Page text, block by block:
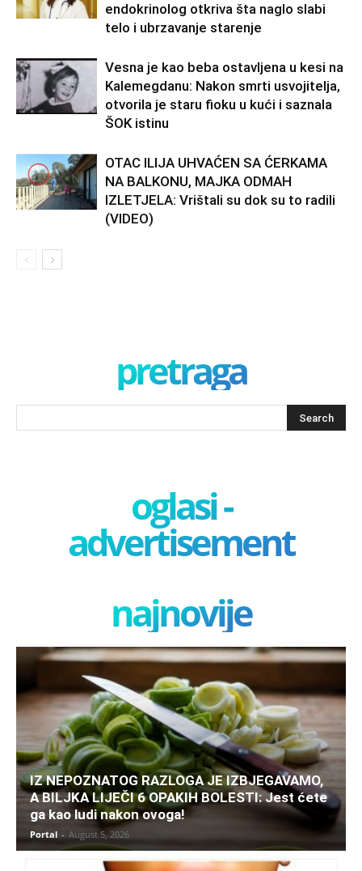
endokrinolog otkriva šta naglo slabi
telo i ubrzavanje starenje
Vesna je kao beba ostavljena u kesi na
Kalemegdanu: Nakon smrti usvojitelja,
otvorila je staru fioku u kući i saznala
ŠOK istinu
OTAC ILIJA UHVAĆEN SA ĆERKAMA
NA BALKONU, MAJKA ODMAH
IZLETJELA: Vrištali su dok su to radili
(VIDEO)
pretraga
oglasi -
advertisement
najnovije
IZ NEPOZNATOG RAZLOGA JE IZBJEGAVAMO,
A BILJKA LIJEČI 6 OPAKIH BOLESTI: Jest ćete
ga kao ludi nakon ovoga!
Portal - August 5, 2026